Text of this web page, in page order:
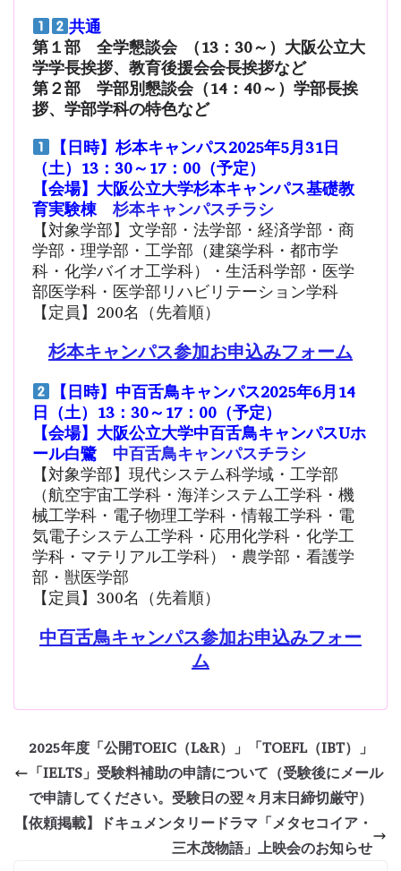
共通
第１部 全学懇談会 （13：30～）大阪公立大
学学長挨拶、教育後援会会長挨拶など
第２部 学部別懇談会（14：40～）学部長挨
拶、学部学科の特色など
【日時】杉本キャンパス2025年5月31日
（土）13：30～17：00（予定）
【会場】大阪公立大学杉本キャンパス基礎教
育実験棟杉本キャンパスチラシ
【対象学部】文学部・法学部・経済学部・商
学部・理学部・工学部（建築学科・都市学
科・化学バイオ工学科）・生活科学部・医学
部医学科・医学部リハビリテーション学科
【定員】200名（先着順）
杉本キャンパス参加お申込みフォーム
【日時】中百舌鳥キャンパス2025年6月14
日（土）13：30～17：00（予定）
【会場】大阪公立大学中百舌鳥キャンパスUホ
ール白鷺 中百舌鳥キャンパスチラシ
【対象学部】現代システム科学域・工学部
（航空宇宙工学科・海洋システム工学科・機
械工学科・電子物理工学科・情報工学科・電
気電子システム工学科・応用化学科・化学工
学科・マテリアル工学科）・農学部・看護学
部・獣医学部
【定員】300名（先着順）
中百舌鳥キャンパス参加お申込みフォー
ム
2025年度「公開TOEIC（L&R）」「TOEFL（IBT）」
「IELTS」受験料補助の申請について（受験後にメール
で申請してください。受験日の翌々月末日締切厳守）
【依頼掲載】ドキュメンタリードラマ「メタセコイア・
三木茂物語」上映会のお知らせ